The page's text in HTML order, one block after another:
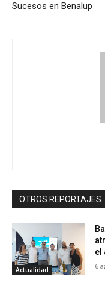
Sucesos en Benalup
OTROS REPORTAJES
Actualidad
el
6